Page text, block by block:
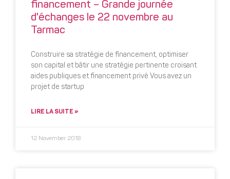
financement – Grande journée
d'échanges le 22 novembre au
Tarmac
Construire sa stratégie de financement, optimiser
son capital et bâtir une stratégie pertinente croisant
aides publiques et financement privé Vous avez un
projet de startup
LIRE LA SUITE »
12 November 2018